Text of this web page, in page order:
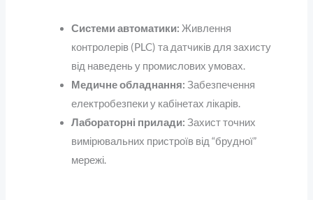
Системи автоматики: Живлення
контролерів (PLC) та датчиків для захисту
від наведень у промислових умовах.
Медичне обладнання: Забезпечення
електробезпеки у кабінетах лікарів.
Лабораторні прилади: Захист точних
вимірювальних пристроїв від “брудної”
мережі.